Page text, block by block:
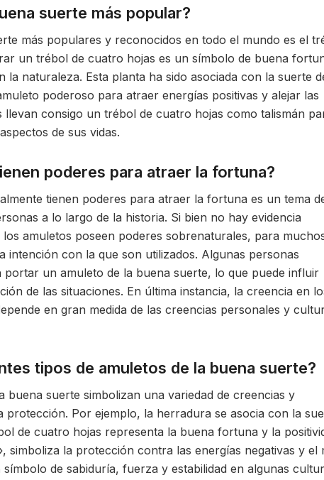
suerte más popular?
más populares y reconocidos en todo el mundo es el
un trébol de cuatro hojas es un símbolo de buena
naturaleza. Esta planta ha sido asociada con la suerte
poderoso para atraer energías positivas y alejar las
llevan consigo un trébol de cuatro hojas como talismán
de sus vidas.
poderes para atraer la fortuna?
tienen poderes para atraer la fortuna es un tema
a lo largo de la historia. Si bien no hay evidencia
amuletos poseen poderes sobrenaturales, para
intención con la que son utilizados. Algunas personas
un amuleto de la buena suerte, lo que puede influir
de las situaciones. En última instancia, la creencia en
en gran medida de las creencias personales y
tipos de amuletos de la buena suerte?
buena suerte simbolizan una variedad de creencias y
Por ejemplo, la herradura se asocia con la
de cuatro hojas representa la buena fortuna y la
simboliza la protección contra las energías negativas y el
de sabiduría, fuerza y estabilidad en algunas